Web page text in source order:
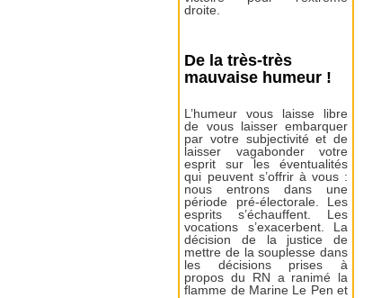
droite.
De la très-très
mauvaise humeur !
L’humeur vous laisse libre
de vous laisser embarquer
par votre subjectivité et de
laisser vagabonder votre
esprit sur les éventualités
qui peuvent s’offrir à vous :
nous entrons dans une
période pré-électorale. Les
esprits s’échauffent. Les
vocations s’exacerbent. La
décision de la justice de
mettre de la souplesse dans
les décisions prises à
propos du RN a ranimé la
flamme de Marine Le Pen et